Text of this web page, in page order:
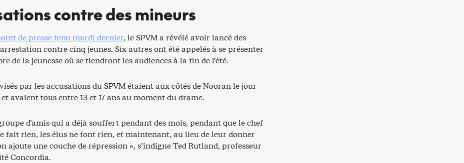
contre des mineurs
de presse tenu mardi dernier, le SPVM a révélé avoir lancé des
contre cinq jeunes. Six autres ont été appelés à se présenter
de la jeunesse où se tiendront les audiences à la fin de l’été.
par les accusations du SPVM étaient aux côtés de Nooran le jour
avaient tous entre 13 et 17 ans au moment du drame.
d’amis qui a déjà souffert pendant des mois, pendant que le chef
fait rien, les élus ne font rien, et maintenant, au lieu de leur donner
ajoute une couche de répression », s’indigne Ted Rutland, professeur
Concordia.